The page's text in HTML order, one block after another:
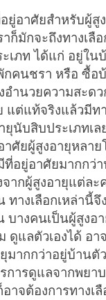
ยู่อาศัยสำหรับผู้สู
าก็มักจะถึงทางเลื
เภท ได้แก่ อยู่ใน
กคนชรา หรือ ซื้อ
อำนวยความสะด
แต่แท้จริงแล้วมีท
นับสิบประเภทเล
าศัยผู้สูงอายุหลาย
อยู่อาศัยมากกว่า
ากผู้สูงอายุแต่ล
ทางเลือกเหล่านี้จึ
บางคนเป็นผู้สูงอ
ดูแลตัวเองได้ อา
มากกว่าอยู่บ้านตั
การดูแลจากพยา
อาจต้องการทางเ